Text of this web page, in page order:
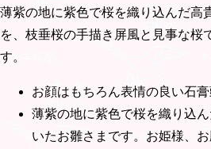
薄紫の地に紫色で桜を織り込んだ高
を、枝垂桜の手描き屏風と見事な桜
す。
お顔はもちろん表情の良い石膏
薄紫の地に紫色で桜を織り込
いたお雛さまです。お姫様、